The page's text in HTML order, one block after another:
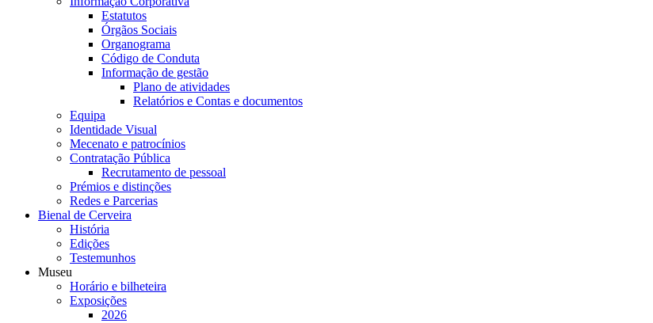
Estatutos
Órgãos Sociais
Organograma
Código de Conduta
Informação de gestão
Plano de atividades
Relatórios e Contas e documentos
Equipa
Identidade Visual
Mecenato e patrocínios
Contratação Pública
Recrutamento de pessoal
Prémios e distinções
Redes e Parcerias
Bienal de Cerveira
História
Edições
Testemunhos
Museu
Horário e bilheteira
Exposições
2026